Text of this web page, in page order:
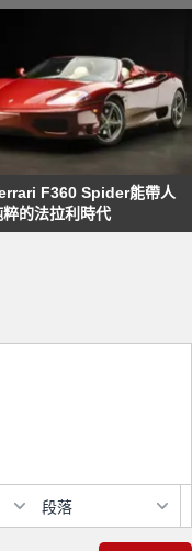
F360 Spider能帶人
的法拉利時代
段落